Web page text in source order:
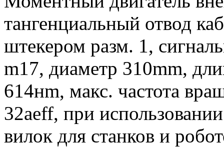
тангенциальный отвод
штекером разм. 1,
m17, диаметр 310mm,
614нm, макс. частота
32aeff, при
вилок для станков и